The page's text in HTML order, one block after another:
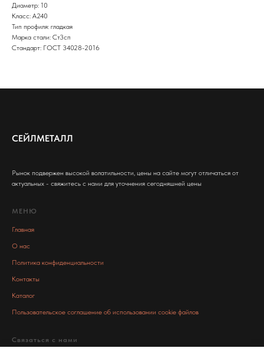
Диаметр: 10
Класс: А240
Тип профиля: гладкая
Марка стали: Ст3сп
Стандарт: ГОСТ 34028-2016
СЕЙЛМЕТАЛЛ
Рынок подвержен высокой волатильности, цены на сайте могут отличаться от
актуальных - свяжитесь с нами для уточнения сегодняшней цены
МЕНЮ
Главная
О нас
Политика конфиденциальности
Контакты
Каталог
Пользовательское соглашение об использовании cookie файлов
Связаться с нами